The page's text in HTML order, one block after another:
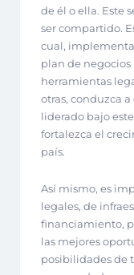
de él o ella. Este
ser compartido.
cual,
plan de
herramientas
otras, conduzca
liderado bajo
fortalezca el
país.
Así mismo, es
legales, de
financiamiento,
las mejores
posibilidades de